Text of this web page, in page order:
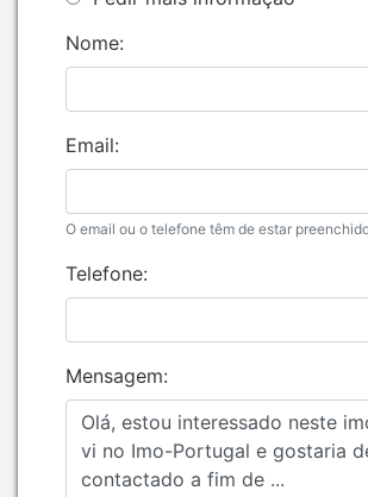
Nome:
Email:
O email ou o telefone têm de estar
Telefone:
Mensagem: